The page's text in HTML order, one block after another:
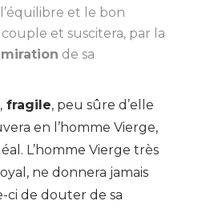
et le bon
et suscitera, par la
de sa
fragile, peu sûre d’elle
en l’homme Vierge,
L’homme Vierge très
ne donnera jamais
ci de douter de sa